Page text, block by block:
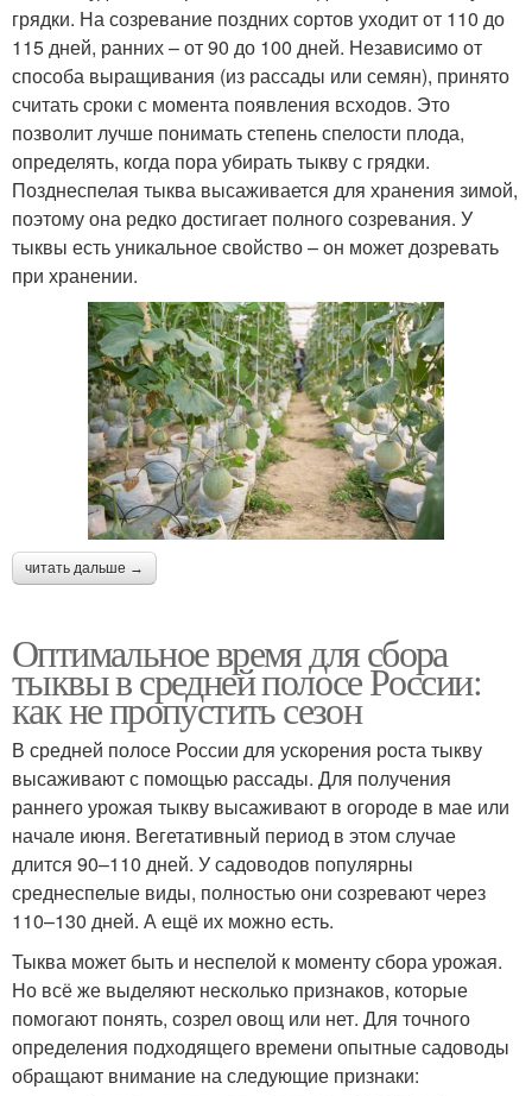
грядки. На созревание поздних сортов уходит от 110 до
115 дней, ранних – от 90 до 100 дней. Независимо от
способа выращивания (из рассады или семян), принято
считать сроки с момента появления всходов. Это
позволит лучше понимать степень спелости плода,
определять, когда пора убирать тыкву с грядки.
Позднеспелая тыква высаживается для хранения зимой,
поэтому она редко достигает полного созревания. У
тыквы есть уникальное свойство – он может дозревать
при хранении.
читать дальше →
Оптимальное время для сбора
тыквы в средней полосе России:
как не пропустить сезон
В средней полосе России для ускорения роста тыкву
высаживают с помощью рассады. Для получения
раннего урожая тыкву высаживают в огороде в мае или
начале июня. Вегетативный период в этом случае
длится 90–110 дней. У садоводов популярны
среднеспелые виды, полностью они созревают через
110–130 дней. А ещё их можно есть.
Тыква может быть и неспелой к моменту сбора урожая.
Но всё же выделяют несколько признаков, которые
помогают понять, созрел овощ или нет. Для точного
определения подходящего времени опытные садоводы
обращают внимание на следующие признаки: